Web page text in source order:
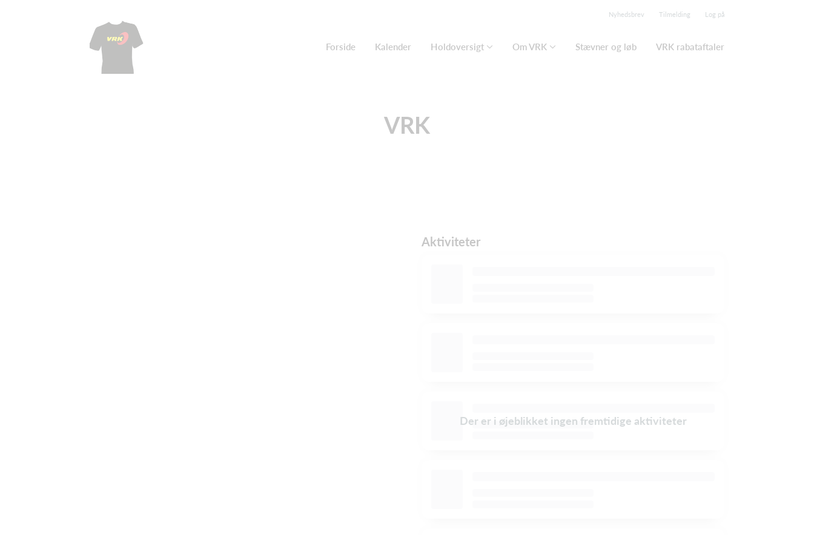
Nyhedsbrev Tilmelding Log på
Forside Kalender Holdoversigt Om VRK Stævner og løb VRK rabataftaler
VRK
Aktiviteter
Der er i øjeblikket ingen fremtidige aktiviteter